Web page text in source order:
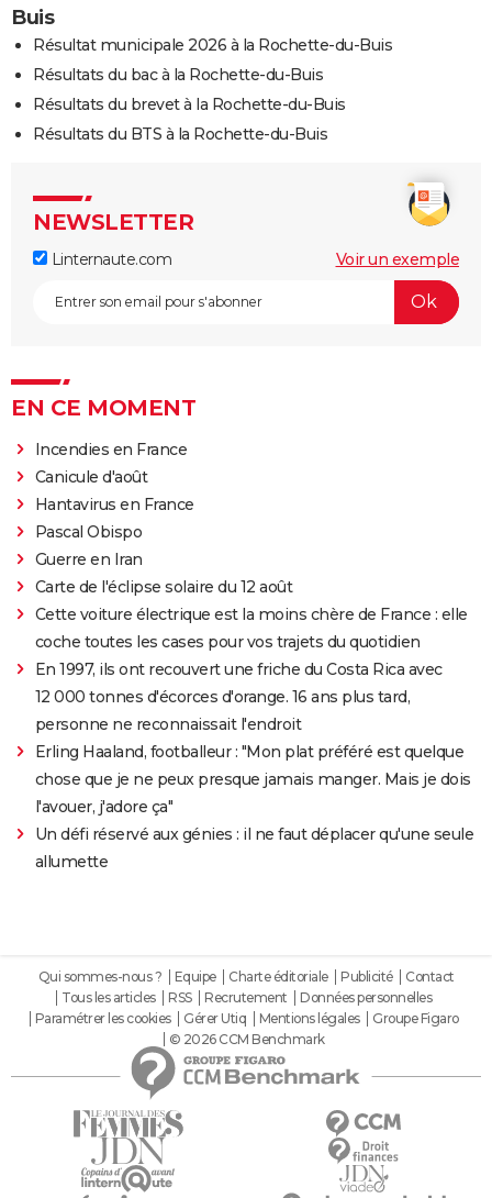
Buis
Résultat municipale 2026 à la Rochette-du-Buis
Résultats du bac à la Rochette-du-Buis
Résultats du brevet à la Rochette-du-Buis
Résultats du BTS à la Rochette-du-Buis
NEWSLETTER
Linternaute.com Voir un exemple
EN CE MOMENT
Incendies en France
Canicule d'août
Hantavirus en France
Pascal Obispo
Guerre en Iran
Carte de l'éclipse solaire du 12 août
Cette voiture électrique est la moins chère de France : elle
coche toutes les cases pour vos trajets du quotidien
En 1997, ils ont recouvert une friche du Costa Rica avec
12 000 tonnes d'écorces d'orange. 16 ans plus tard,
personne ne reconnaissait l'endroit
Erling Haaland, footballeur : "Mon plat préféré est quelque
chose que je ne peux presque jamais manger. Mais je dois
l'avouer, j'adore ça"
Un défi réservé aux génies : il ne faut déplacer qu'une seule
allumette
Qui sommes-nous ? Equipe Charte éditoriale Publicité
Contact
Tous les articles
RSS Recrutement
Données personnelles
Paramétrer les cookies
Gérer Utiq Mentions légales
Groupe Figaro
© 2026 CCM Benchmark